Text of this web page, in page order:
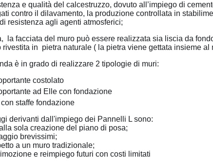
e qualità del calcestruzzo, dovuto all’impiego di
contro il dilavamento, la produzione controllata in
resistenza agli agenti atmosferici;
la facciata del muro può essere realizzata sia liscia da
rivestita in pietra naturale ( la pietra viene gettata insieme al
è in grado di realizzare 2 tipologie di muri:
costolato
ad Elle con fondazione
staffe fondazione
derivanti dall'impiego dei Pannelli L sono:
sola creazione del piano di posa;
brevissimi;
a un muro tradizionale;
e reimpiego futuri con costi limitati